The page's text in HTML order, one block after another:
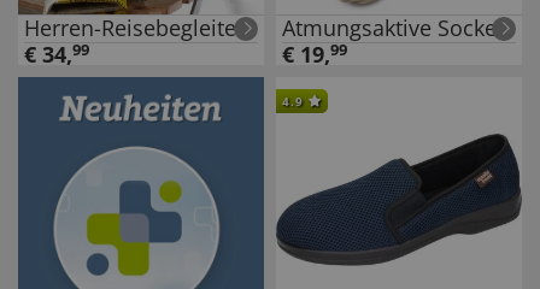
Herren-Reisebegleiter
€ 34,99
Atmungsaktive Socken
€ 19,99
4.9